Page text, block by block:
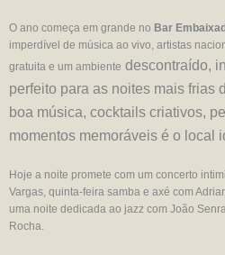
O ano começa em grande no Bar
imperdível de música ao vivo, artistas
gratuita e um ambiente descontraído,
perfeito para as noites mais frias
boa música, cocktails criativos,
momentos memoráveis é o local
Hoje a noite promete com um concerto
Vargas, quinta-feira samba e axé com
uma noite dedicada ao jazz com João
Rocha.